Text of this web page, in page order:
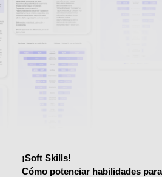
¡Soft Skills!
Cómo potenciar habilidades